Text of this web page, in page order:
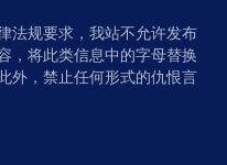
法规要求，我站不允许发布
，将此类信息中的字母替换
外，禁止任何形式的仇恨言